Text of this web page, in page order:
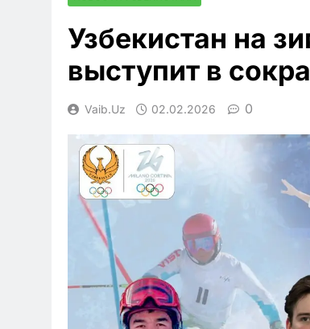
Узбекистан на
выступит в
Vaib.uz 02.02.2026 0